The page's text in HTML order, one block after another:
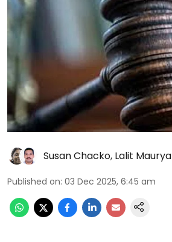
Susan Chacko, Lalit Maurya
Published on: 03 Dec 2025, 6:45 am